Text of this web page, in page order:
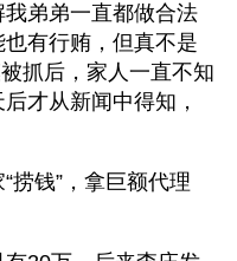
弟弟一直都做合法
有行贿，但真不是
抓后，家人一直不知
才从新闻中得知，
捞钱”，拿巨额代理